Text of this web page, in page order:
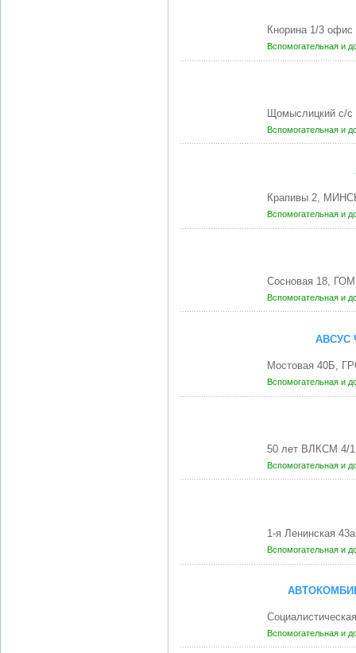
Кнорина 1/3
Вспомогательная и
Щомыслицкий с/
Вспомогательная и
Крапивы 2,
Вспомогательная и
Сосновая 18,
Вспомогательная и
АВСУС
Мостовая 40Б,
Вспомогательная и
50 лет ВЛКСМ 4/
Вспомогательная и
1-я Ленинская
Вспомогательная и
Вспомогательная и